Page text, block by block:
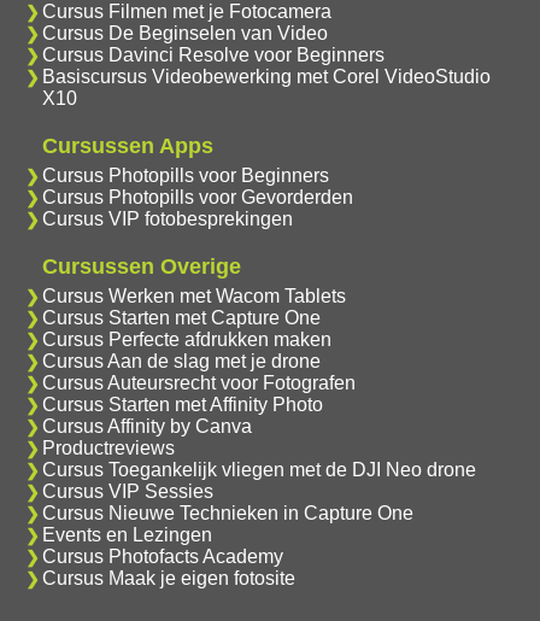
Cursus Filmen met je Fotocamera
Cursus De Beginselen van Video
Cursus Davinci Resolve voor Beginners
Basiscursus Videobewerking met Corel VideoStudio
X10
Cursussen Apps
Cursus Photopills voor Beginners
Cursus Photopills voor Gevorderden
Cursus VIP fotobesprekingen
Cursussen Overige
Cursus Werken met Wacom Tablets
Cursus Starten met Capture One
Cursus Perfecte afdrukken maken
Cursus Aan de slag met je drone
Cursus Auteursrecht voor Fotografen
Cursus Starten met Affinity Photo
Cursus Affinity by Canva
Productreviews
Cursus Toegankelijk vliegen met de DJI Neo drone
Cursus VIP Sessies
Cursus Nieuwe Technieken in Capture One
Events en Lezingen
Cursus Photofacts Academy
Cursus Maak je eigen fotosite